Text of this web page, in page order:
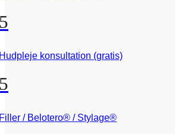
konsultation (gratis)
/ Belotero® / Stylage®